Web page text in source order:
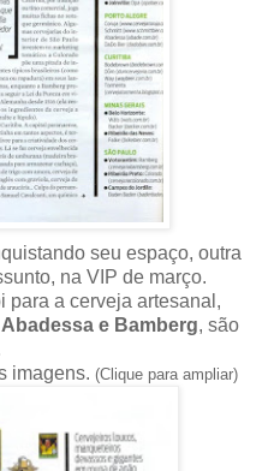
seu espaço, outra
na VIP de março.
para a cerveja artesanal,
e Bamberg, são
imagens. (Clique para ampliar)